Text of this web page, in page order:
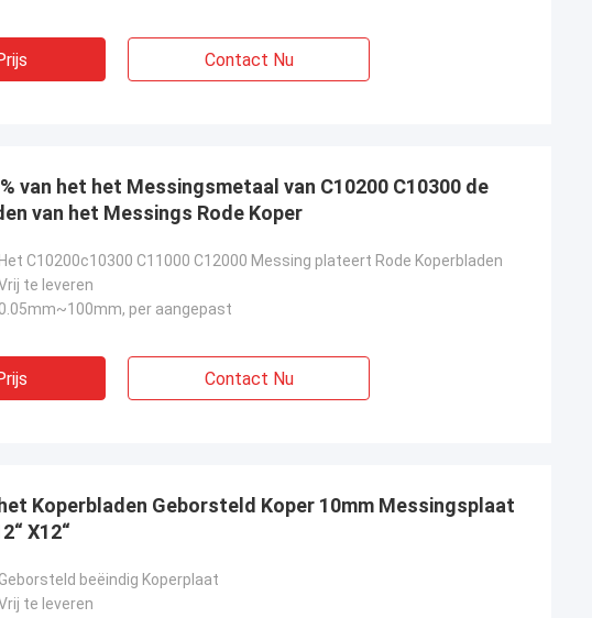
Contact Nu
van het het Messingsmetaal van C10200 C10300 de
van het Messings Rode Koper
Het C10200c10300 C11000 C12000 Messing plateert Rode Koperbladen
te leveren
0.05mm~100mm, per aangepast
Contact Nu
Koperbladen Geborsteld Koper 10mm Messingsplaat
X12“
Geborsteld beëindig Koperplaat
te leveren